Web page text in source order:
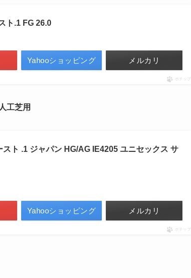
ト.1 FG 26.0
Yahooショッピング メルカリ
ポチップ
工芝用
ト .1 ジャパン HG/AG IE4205 ユニセックス サ
Yahooショッピング メルカリ
ポチップ